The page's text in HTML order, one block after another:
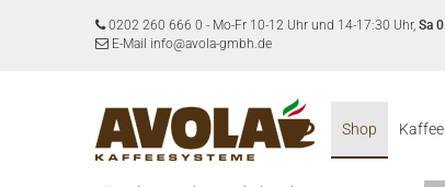
0202 260 666 0 - Mo-Fr 10-12 Uhr und 14-17:30 Uhr, Sa
E-Mail info@avola-gmbh.de
Shop